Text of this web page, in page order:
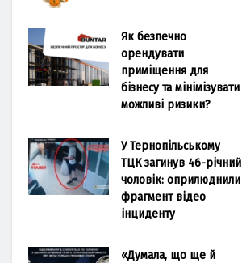
Як безпечно
орендувати
приміщення для
бізнесу та мінімізувати
можливі ризики?
У Тернопільському
ТЦК загинув 46-річний
чоловік: оприлюднили
фрагмент відео
інциденту
«Думала, що ще й